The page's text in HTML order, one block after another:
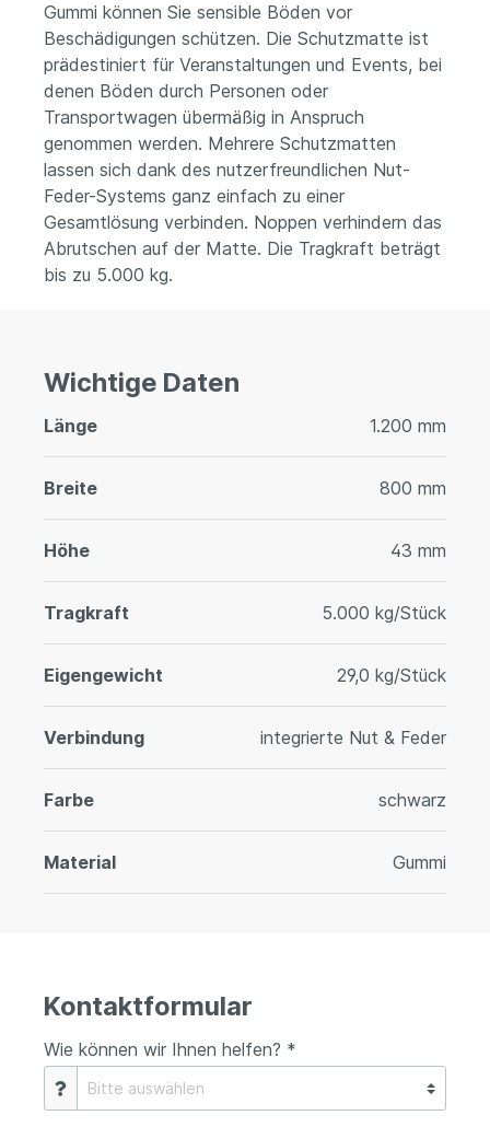
Gummi können Sie sensible Böden vor
Beschädigungen schützen. Die Schutzmatte ist
prädestiniert für Veranstaltungen und Events, bei
denen Böden durch Personen oder
Transportwagen übermäßig in Anspruch
genommen werden. Mehrere Schutzmatten
lassen sich dank des nutzerfreundlichen Nut-
Feder-Systems ganz einfach zu einer
Gesamtlösung verbinden. Noppen verhindern das
Abrutschen auf der Matte. Die Tragkraft beträgt
bis zu 5.000 kg.
Wichtige Daten
Länge 1.200 mm
Breite 800 mm
Höhe 43 mm
Tragkraft 5.000 kg/Stück
Eigengewicht 29,0 kg/Stück
Verbindung integrierte Nut & Feder
Farbe schwarz
Material Gummi
Kontaktformular
Wie können wir Ihnen helfen? *